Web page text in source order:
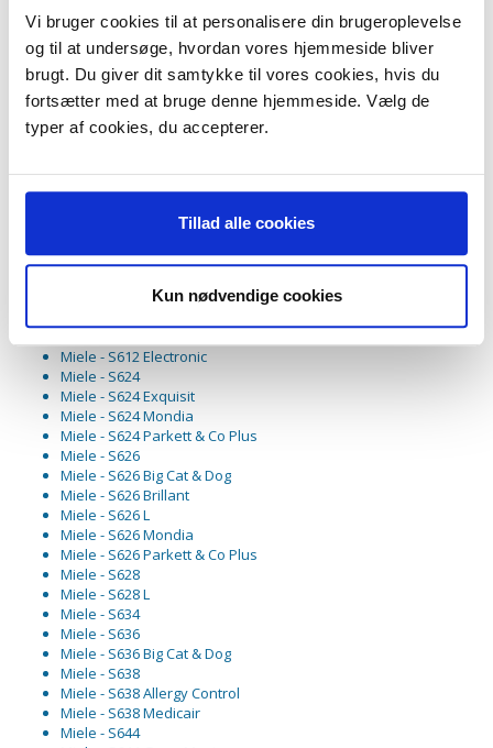
Vi bruger cookies til at personalisere din brugeroplevelse
og til at undersøge, hvordan vores hjemmeside bliver
brugt. Du giver dit samtykke til vores cookies, hvis du
fortsætter med at bruge denne hjemmeside. Vælg de
typer af cookies, du accepterer.
Tillad alle cookies
Kun nødvendige cookies
Miele - S528
Miele - S528 Clean Team Plus
Miele - S534
Miele - S534 Ambiente Plus
Miele - S536
Miele - S538
Miele - S538 Allergy Control
Miele - S544 Indigo
Miele - S544 Senator
Miele - S544 Silver Magic
Miele - S548 Aluminium
Miele - S548 Plus
Miele - S612 Electronic
Miele - S624
Miele - S624 Exquisit
Miele - S624 Mondia
Miele - S624 Parkett & Co Plus
Miele - S626
Miele - S626 Big Cat & Dog
Miele - S626 Brillant
Miele - S626 L
Miele - S626 Mondia
Miele - S626 Parkett & Co Plus
Miele - S628
Miele - S628 L
Miele - S634
Miele - S636
Miele - S636 Big Cat & Dog
Miele - S638
Miele - S638 Allergy Control
Miele - S638 Medicair
Miele - S644